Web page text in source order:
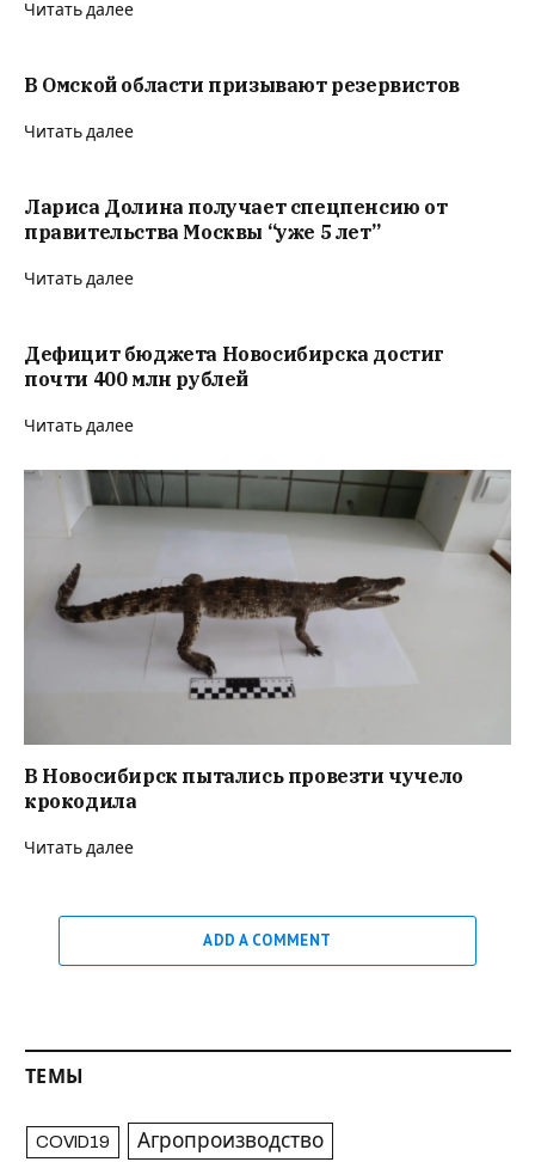
Читать далее
В Омской области призывают резервистов
Читать далее
Лариса Долина получает спецпенсию от
правительства Москвы “уже 5 лет”
Читать далее
Дефицит бюджета Новосибирска достиг
почти 400 млн рублей
Читать далее
В Новосибирск пытались провезти чучело
крокодила
Читать далее
ADD A COMMENT
ТЕМЫ
COVID19 Агропроизводство